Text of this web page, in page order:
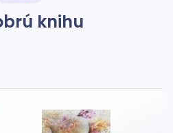
knihu